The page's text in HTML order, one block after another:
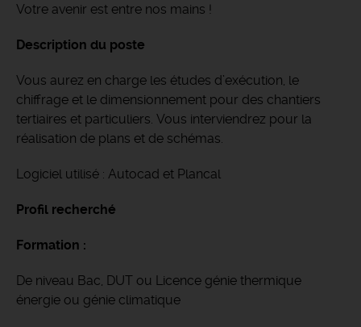
Votre avenir est entre nos mains !
Description du poste
Vous aurez en charge les études d’exécution, le
chiffrage et le dimensionnement pour des chantiers
tertiaires et particuliers. Vous interviendrez pour la
réalisation de plans et de schémas.
Logiciel utilisé : Autocad et Plancal
Profil recherché
Formation :
De niveau Bac, DUT ou Licence génie thermique
énergie ou génie climatique